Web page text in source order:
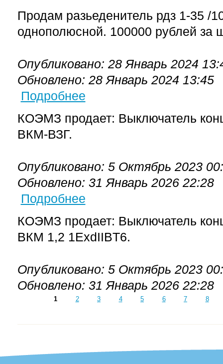
Продам разьеденитель рдз 1-35 /
однополюсной. 100000 рублей за
Опубликовано: 28 Январь 2024
Обновлено: 28 Январь 2024 13:45
Подробнее
КОЭМЗ продает: Выключатель
ВКМ-ВЗГ.
Опубликовано: 5 Октябрь 2023
Обновлено: 31 Январь 2026 22:28
Подробнее
КОЭМЗ продает: Выключатель
ВКМ 1,2 1ExdIIBT6.
Опубликовано: 5 Октябрь 2023
Обновлено: 31 Январь 2026 22:28
1 2 3 4 5 6 7 8